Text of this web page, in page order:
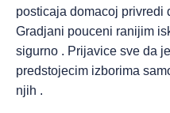
posticaja domacoj privredi
Gradjani pouceni ranijim
sigurno . Prijavice sve da
predstojecim izborima
njih .